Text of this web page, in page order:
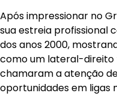
Após impressionar no
sua estreia profissional
dos anos 2000,
como um lateral-direito
chamaram a atenção
oportunidades em ligas